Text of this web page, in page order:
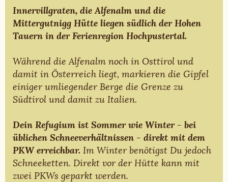
Innervillgraten, die Alfenalm und die
Mittergutnigg Hütte liegen südlich der Hohen
Tauern in der Ferienregion Hochpustertal.
Während die Alfenalm noch in Osttirol und
damit in Österreich liegt, markieren die Gipfel
einiger umliegender Berge die Grenze zu
Südtirol und damit zu Italien.
Dein Refugium ist Sommer wie Winter - bei
üblichen Schneeverhältnissen - direkt mit dem
PKW erreichbar. Im Winter benötigst Du jedoch
Schneeketten. Direkt vor der Hütte kann mit
zwei PKWs geparkt werden.